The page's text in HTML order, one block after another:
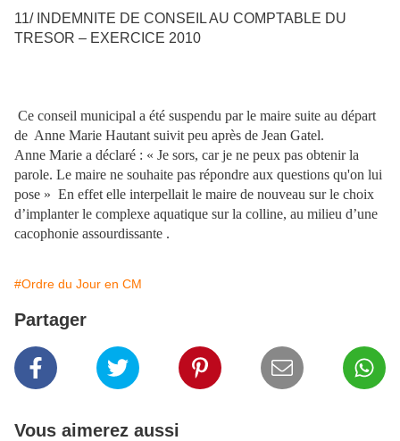
11/ INDEMNITE DE CONSEIL AU COMPTABLE DU
TRESOR – EXERCICE 2010
Ce conseil municipal a été suspendu par le maire suite au départ
de Anne Marie Hautant suivit peu après de Jean Gatel.
Anne Marie a déclaré : « Je sors, car je ne peux pas obtenir la
parole. Le maire ne souhaite pas répondre aux questions qu'on lui
pose » En effet elle interpellait le maire de nouveau sur le choix
d’implanter le complexe aquatique sur la colline, au milieu d’une
cacophonie assourdissante .
#Ordre du Jour en CM
Partager
Vous aimerez aussi